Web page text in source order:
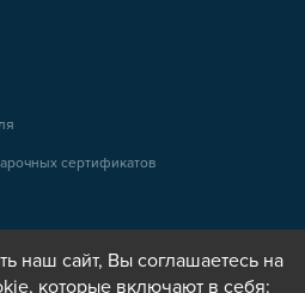
сертификатов
наш сайт, Вы соглашаетесь на
которые включают в себя: